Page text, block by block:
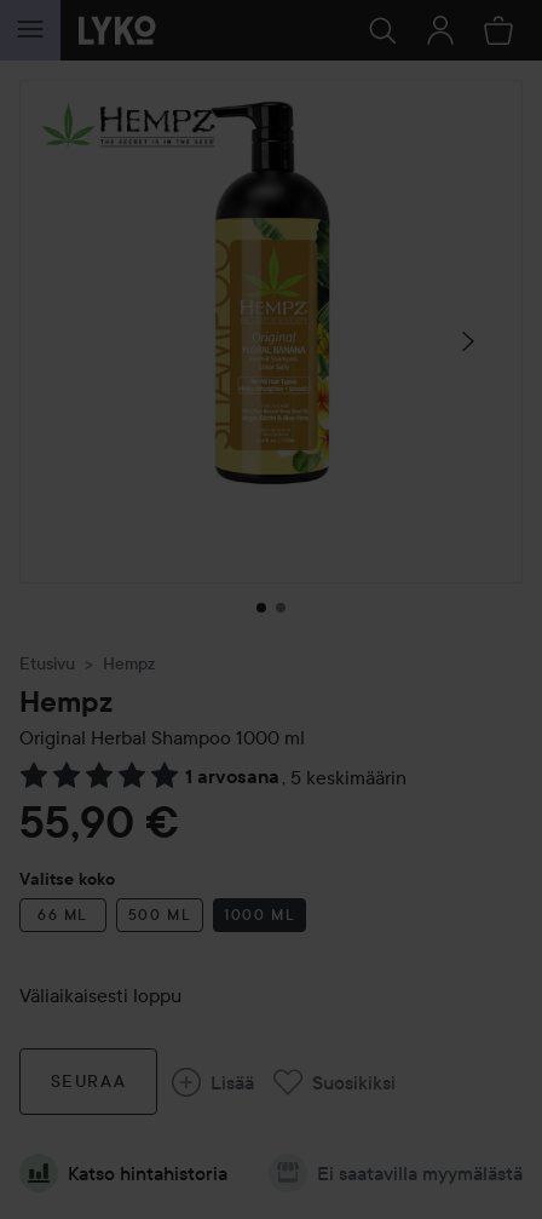
SIIRTYÄ JHK SISÄLTÖÖN
OHITA OSIO
Etusivu Hempz
Hempz
Original Herbal Shampoo 1000 ml
1 arvosana , 5 keskimäärin
Siirtyä jhk Arvosana & kommentit
55,90 €
Valitse koko
66 ML 500 ML 1000 ML
Väliaikaisesti loppu
SEURAA Lisää Suosikiksi
Katso hintahistoria Ei saatavilla myymälästä